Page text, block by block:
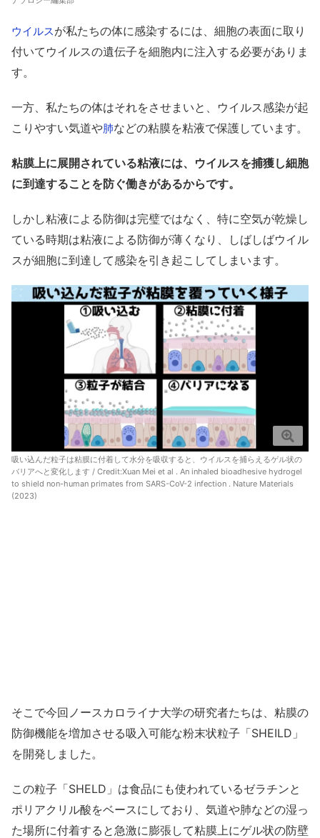
ウイルスが私たちの体に感染するには、細胞の表面に取り
付いてウイルスの遺伝子を細胞内に注入する必要がありま
す。
一方、私たちの体はそれをさせまいと、ウイルス感染が起
こりやすい気道や肺などの粘膜を粘液で保護しています。
粘膜上に展開されている粘液には、ウイルスを捕獲し細胞
に到達することを防ぐ働きがあるからです。
しかし粘液による防御は完璧ではなく、特に空気が乾燥し
ている時期は粘液による防御が薄くなり、しばしばウイル
スが細胞に到達して感染を引き起こしてしまいます。
吸い込んだ粒子は粘膜に付着して水分を吸収すると、ウイルスを捕らえるゲル状の
バリアへと変化します / Credit:Xuan Mei et al . An inhaled bioadhesive hydrogel
to shield non-human primates from SARS-CoV-2 infection . Nature Materials
(2023)
そこで今回ノースカロライナ大学の研究者たちは、粘膜の
防御機能を増加させる吸入可能な粉末状粒子「SHEILD」
を開発しました。
この粒子「SHELD」は食品にも使われているゼラチンと
ポリアクリル酸をベースにしており、気道や肺などの湿っ
た場所に付着すると急激に膨張して粘膜上にゲル状の防壁